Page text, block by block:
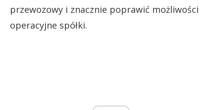
przewozowy i znacznie poprawić możliwości
operacyjne spółki.